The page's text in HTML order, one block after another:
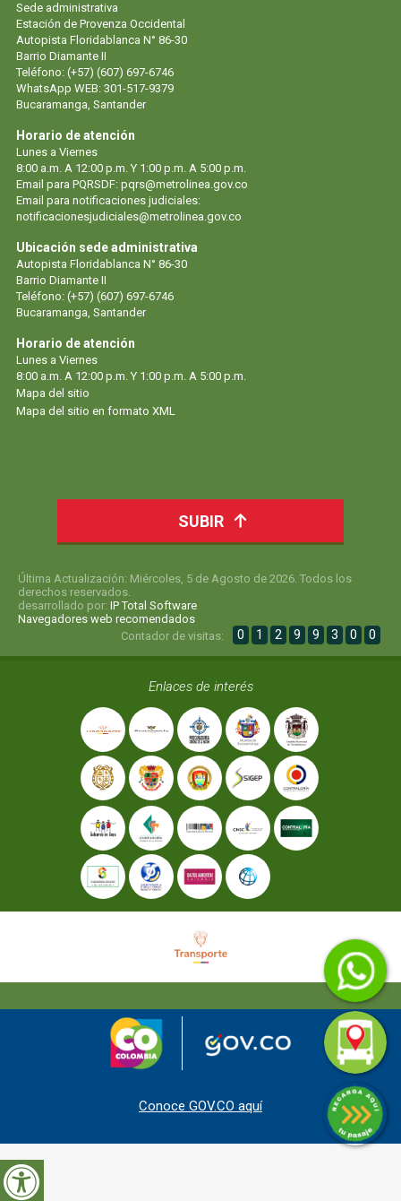
Sede administrativa
Estación de Provenza Occidental
Autopista Floridablanca N° 86-30
Barrio Diamante II
Teléfono: (+57) (607) 697-6746
WhatsApp WEB: 301-517-9379
Bucaramanga, Santander
Horario de atención
Lunes a Viernes
8:00 a.m. A 12:00 p.m. Y 1:00 p.m. A 5:00 p.m.
Email para PQRSDF: pqrs@metrolinea.gov.co
Email para notificaciones judiciales:
notificacionesjudiciales@metrolinea.gov.co
Ubicación sede administrativa
Autopista Floridablanca N° 86-30
Barrio Diamante II
Teléfono: (+57) (607) 697-6746
Bucaramanga, Santander
Horario de atención
Lunes a Viernes
8:00 a.m. A 12:00 p.m. Y 1:00 p.m. A 5:00 p.m.
Mapa del sitio
Mapa del sitio en formato XML
SUBIR
Última Actualización: Miércoles, 5 de Agosto de 2026. Todos los
derechos reservados.
desarrollado por: IP Total Software
Navegadores web recomendados
Contador de visitas:
0 1 2 9 9 3 0 0
Enlaces de interés
Conoce GOV.CO aquí